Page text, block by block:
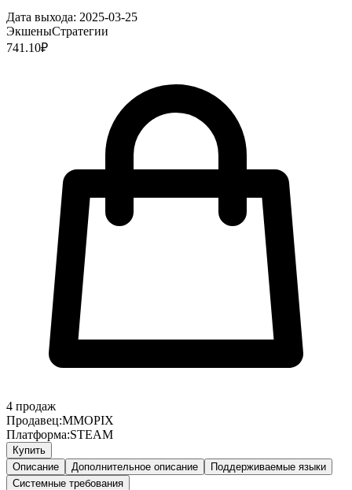
Дата выхода: 2025-03-25
ЭкшеныСтратегии
741.10₽
4 продаж
Продавец:MMOPIX
Платформа:STEAM
Купить
Описание
Дополнительное описание
Поддерживаемые языки
Системные требования